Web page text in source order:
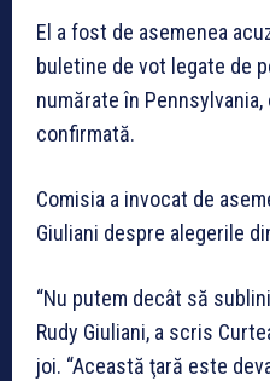
El a fost de asemenea
buletine de vot legate de
numărate în
confirmată.
Comisia a invocat de
Giuliani despre alegerile
“Nu putem decât să
Rudy Giuliani, a scris
joi. “Această ţară este